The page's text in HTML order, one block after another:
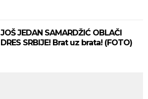
JOŠ JEDAN SAMARDŽIĆ OBLAČI
DRES SRBIJE! Brat uz brata! (FOTO)